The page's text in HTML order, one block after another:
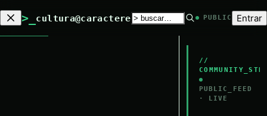
>_ cultura@caractere PUBLIC Entrar
//
PUBLIC_FEED
· LIVE